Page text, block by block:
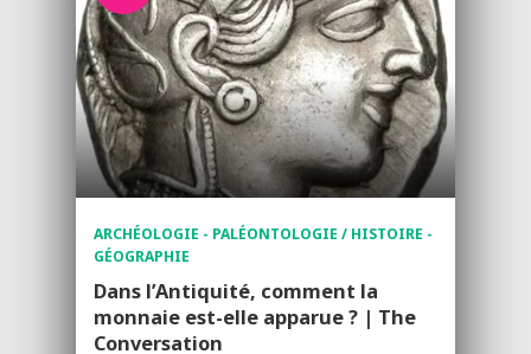
ARCHÉOLOGIE - PALÉONTOLOGIE / HISTOIRE -
GÉOGRAPHIE
Dans l’Antiquité, comment la
monnaie est-elle apparue ? | The
Conversation